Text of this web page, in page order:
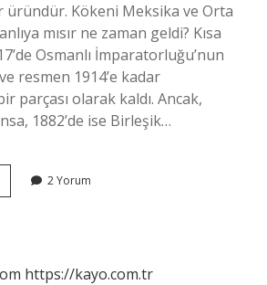
Kökeni Meksika ve Orta
mısır ne zaman geldi? Kısa
Osmanlı İmparatorluğu’nun
resmen 1914’e kadar
parçası olarak kaldı. Ancak,
1882’de ise Birleşik…
2 Yorum
https://kayo.com.tr